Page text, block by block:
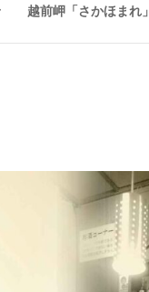
越前岬「さかほまれ」